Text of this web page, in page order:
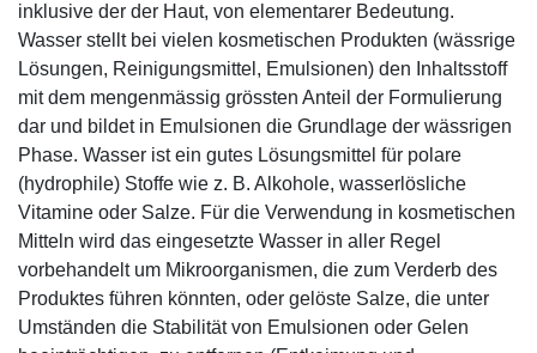
inklusive der der Haut, von elementarer Bedeutung.
Wasser stellt bei vielen kosmetischen Produkten (wässrige
Lösungen, Reinigungsmittel, Emulsionen) den Inhaltsstoff
mit dem mengenmässig grössten Anteil der Formulierung
dar und bildet in Emulsionen die Grundlage der wässrigen
Phase. Wasser ist ein gutes Lösungsmittel für polare
(hydrophile) Stoffe wie z. B. Alkohole, wasserlösliche
Vitamine oder Salze. Für die Verwendung in kosmetischen
Mitteln wird das eingesetzte Wasser in aller Regel
vorbehandelt um Mikroorganismen, die zum Verderb des
Produktes führen könnten, oder gelöste Salze, die unter
Umständen die Stabilität von Emulsionen oder Gelen